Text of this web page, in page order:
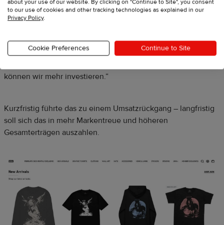
„Wir haben nicht auf langfristiges Wachstum gesetzt – wir
„Heute schauen wir auf den Customer Lifetime Value – also:
Wie viel bringt uns ein Kunde innerhalb von 90 Tagen? Wenn
können wir mehr investieren.“
Kurzfristig führte das zu einem Umsatzrückgang – langfristig
soll sich das in mehr Markentreue und höheren
Gesamterträgen auszahlen.
to our use of cookies and other tracking technologies as explained in our
Privacy Policy.
Cookie Preferences Continue to Site